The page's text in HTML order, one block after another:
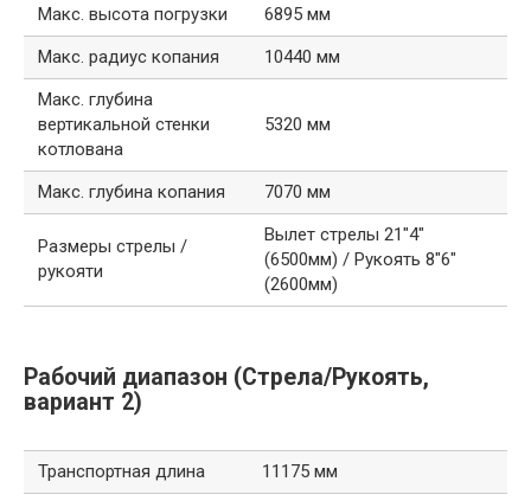
Макс. высота погрузки
6895 мм
Макс. радиус копания
10440 мм
Макс. глубина
вертикальной стенки
котлована
5320 мм
Макс. глубина копания 7070 мм
Размеры стрелы /
рукояти
Вылет стрелы 21″4″
(6500мм) / Рукоять 8″6″
(2600мм)
Рабочий диапазон (Стрела/Рукоять,
вариант 2)
Транспортная длина
11175 мм